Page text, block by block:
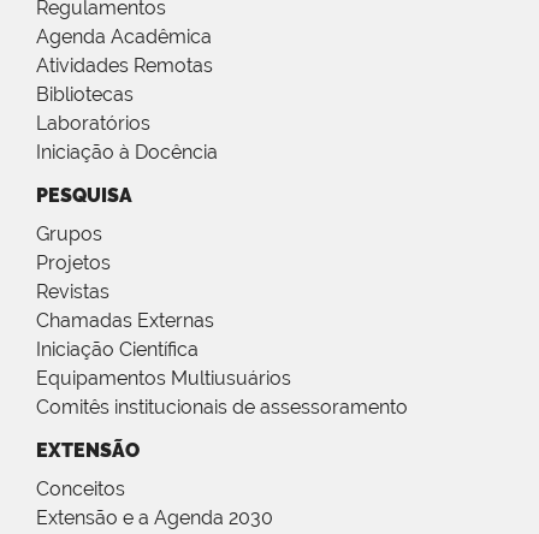
Regulamentos
Agenda Acadêmica
Atividades Remotas
Bibliotecas
Laboratórios
Iniciação à Docência
PESQUISA
Grupos
Projetos
Revistas
Chamadas Externas
Iniciação Científica
Equipamentos Multiusuários
Comitês institucionais de assessoramento
EXTENSÃO
Conceitos
Extensão e a Agenda 2030